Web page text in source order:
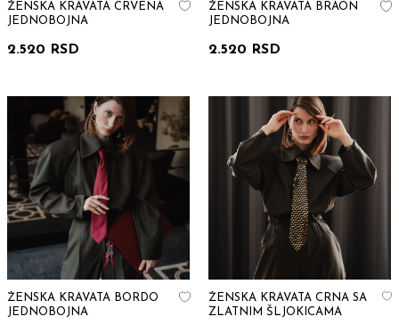
ŽENSKA KRAVATA CRVENA
JEDNOBOJNA
2.520 RSD
ŽENSKA KRAVATA BRAON
JEDNOBOJNA
2.520 RSD
ŽENSKA KRAVATA BORDO
JEDNOBOJNA
ŽENSKA KRAVATA CRNA SA
ZLATNIM ŠLJOKICAMA